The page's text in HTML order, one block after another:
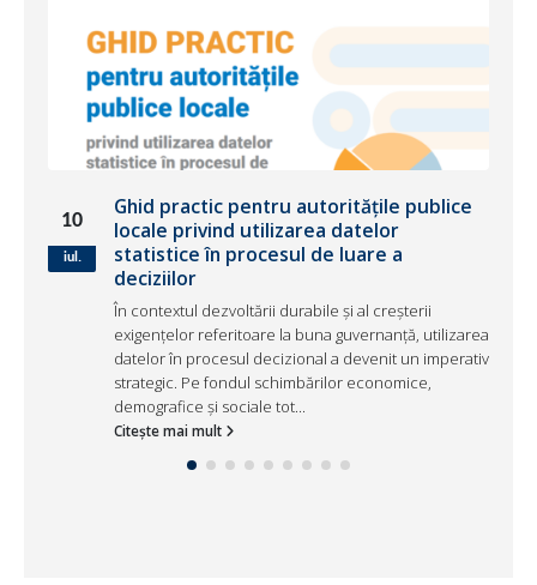
10
iul.
Ghid practic pentru autoritățile publice
locale privind utilizarea datelor
statistice în procesul de luare a
deciziilor
În contextul dezvoltării durabile și al creșterii
exigențelor referitoare la buna guvernanță, utilizarea
datelor în procesul decizional a devenit un imperativ
strategic. Pe fondul schimbărilor economice,
demografice și sociale tot...
Citește mai mult